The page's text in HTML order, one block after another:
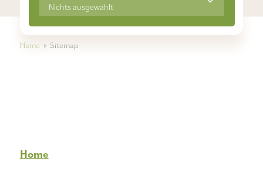
Nichts ausgewählt
Home Sitemap
Home